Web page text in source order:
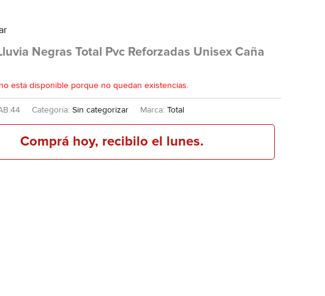
Negras Total Pvc Reforzadas Unisex Caña
está disponible porque no quedan existencias.
Categoría: Sin categorizar Marca: Total
Comprá hoy, recibilo el lunes.